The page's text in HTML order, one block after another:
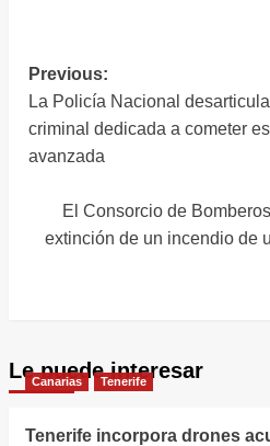
transferencia de
las competencias
del Parque
Nacional del Teide
y
Navegación
de
entradas
Previous:
La Policía Nacional
criminal dedicada a cometer
avanzada
El Consorcio de
extinción de un incendio de
Le puede interesar
Canarias Tenerife
Tenerife incorpora drones